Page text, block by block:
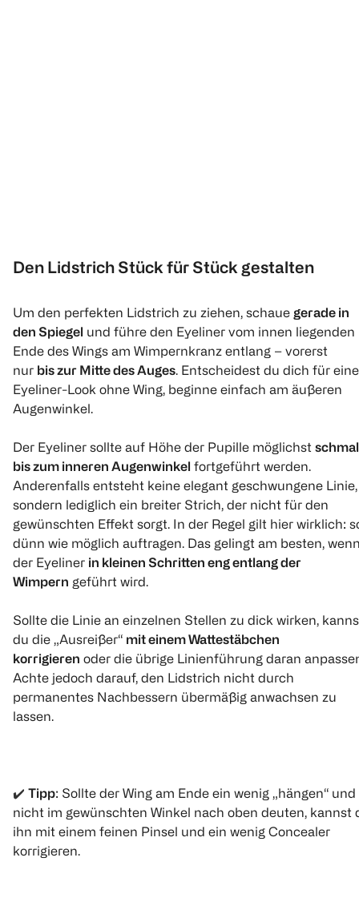
Den Lidstrich Stück für Stück gestalten
Um den perfekten Lidstrich zu ziehen, schaue gerade in
den Spiegel und führe den Eyeliner vom innen liegenden
Ende des Wings am Wimpernkranz entlang – vorerst
nur bis zur Mitte des Auges . Entscheidest du dich für
Eyeliner-Look ohne Wing, beginne einfach am äußeren
Augenwinkel.
Der Eyeliner sollte auf Höhe der Pupille möglichst schmal
bis zum inneren Augenwinkel fortgeführt werden.
Anderenfalls entsteht keine elegant geschwungene Linie,
sondern lediglich ein breiter Strich, der nicht für den
gewünschten Effekt sorgt. In der Regel gilt hier wirklich:
dünn wie möglich auftragen. Das gelingt am besten,
der Eyeliner in kleinen Schritten eng entlang der
Wimpern geführt wird.
Sollte die Linie an einzelnen Stellen zu dick wirken,
du die „Ausreißer“ mit einem Wattestäbchen
korrigieren oder die übrige Linienführung daran
Achte jedoch darauf, den Lidstrich nicht durch
permanentes Nachbessern übermäßig anwachsen zu
lassen.
✔️ Tipp: Sollte der Wing am Ende ein wenig „hängen“ und
nicht im gewünschten Winkel nach oben deuten, kannst
ihn mit einem feinen Pinsel und ein wenig Concealer
korrigieren.